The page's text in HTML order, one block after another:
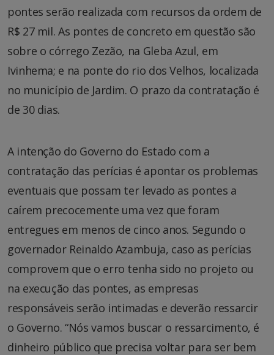
pontes serão realizada com recursos da ordem de
R$ 27 mil. As pontes de concreto em questão são
sobre o córrego Zezão, na Gleba Azul, em
Ivinhema; e na ponte do rio dos Velhos, localizada
no município de Jardim. O prazo da contratação é
de 30 dias.
A intenção do Governo do Estado com a
contratação das perícias é apontar os problemas
eventuais que possam ter levado as pontes a
caírem precocemente uma vez que foram
entregues em menos de cinco anos. Segundo o
governador Reinaldo Azambuja, caso as perícias
comprovem que o erro tenha sido no projeto ou
na execução das pontes, as empresas
responsáveis serão intimadas e deverão ressarcir
o Governo. “Nós vamos buscar o ressarcimento, é
dinheiro público que precisa voltar para ser bem